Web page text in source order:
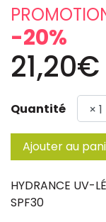
-20%
21,20€
Quantité
Ajouter au
HYDRANCE UV-
SPF30